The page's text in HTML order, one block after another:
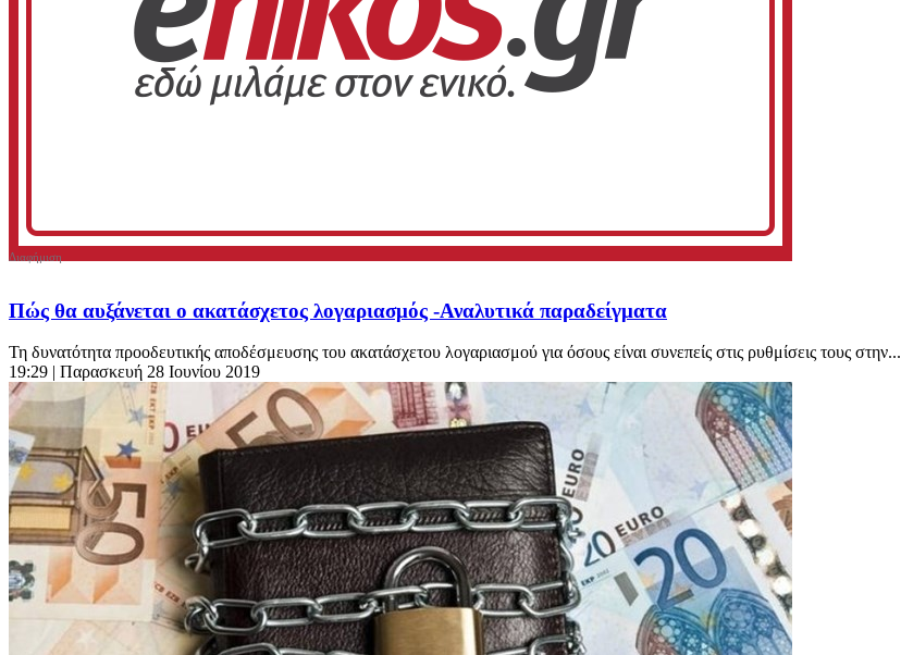
Πώς θα αυξάνεται ο ακατάσχετος λογαριασμός -Αναλυτικά παραδείγματα
Τη δυνατότητα προοδευτικής αποδέσμευσης του ακατάσχετου λογαριασμού για όσους είναι συνεπείς στις ρυθμίσεις τους στην...
19:29 | Παρασκευή 28 Ιουνίου 2019